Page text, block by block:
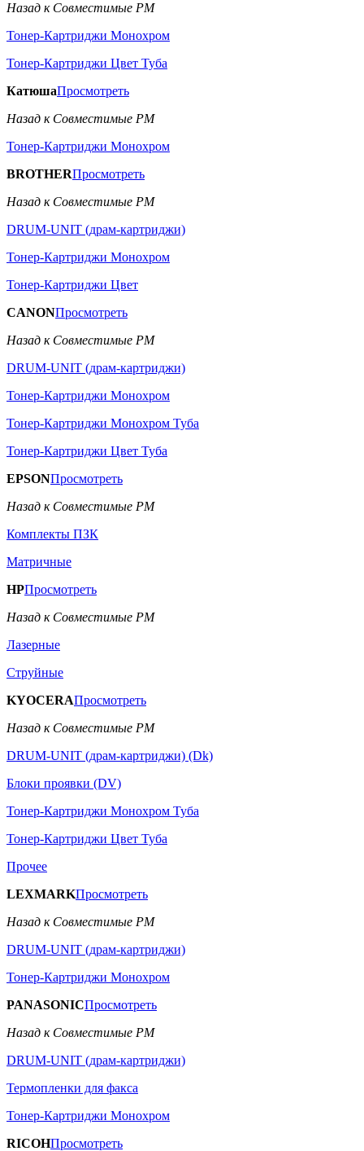
Назад к Совместимые РМ
Тонер-Картриджи Монохром
Тонер-Картриджи Цвет Туба
КатюшаПросмотреть
Назад к Совместимые РМ
Тонер-Картриджи Монохром
BROTHERПросмотреть
Назад к Совместимые РМ
DRUM-UNIT (драм-картриджи)
Тонер-Картриджи Монохром
Тонер-Картриджи Цвет
CANONПросмотреть
Назад к Совместимые РМ
DRUM-UNIT (драм-картриджи)
Тонер-Картриджи Монохром
Тонер-Картриджи Монохром Туба
Тонер-Картриджи Цвет Туба
EPSONПросмотреть
Назад к Совместимые РМ
Комплекты ПЗК
Матричные
HPПросмотреть
Назад к Совместимые РМ
Лазерные
Струйные
KYOCERAПросмотреть
Назад к Совместимые РМ
DRUM-UNIT (драм-картриджи) (Dk)
Блоки проявки (DV)
Тонер-Картриджи Монохром Туба
Тонер-Картриджи Цвет Туба
Прочее
LEXMARKПросмотреть
Назад к Совместимые РМ
DRUM-UNIT (драм-картриджи)
Тонер-Картриджи Монохром
PANASONICПросмотреть
Назад к Совместимые РМ
DRUM-UNIT (драм-картриджи)
Термопленки для факса
Тонер-Картриджи Монохром
RICOHПросмотреть